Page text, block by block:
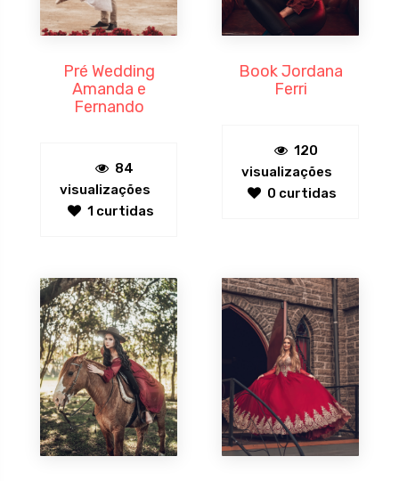
Pré Wedding
Amanda e
Fernando
84
visualizações
1 curtidas
Book Jordana
Ferri
120
visualizações
0 curtidas